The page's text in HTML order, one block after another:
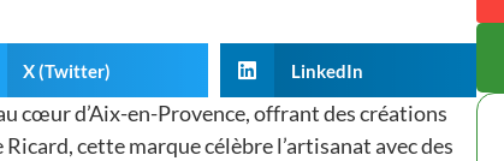
X (Twitter) LinkedIn
cœur d’Aix-en-Provence, offrant des créations
cette marque célèbre l’artisanat avec des